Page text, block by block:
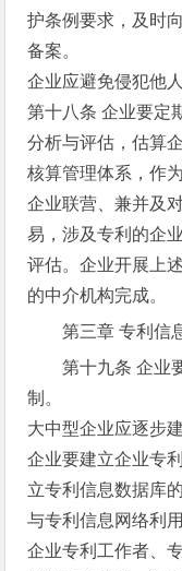
护条例要求，及时
备案。
企业应避免侵犯他
第十八条 企业要定
分析与评估，估算
核算管理体系，作
企业联营、兼并及
易，涉及专利的企
评估。企业开展上
的中介机构完成。
第三章 专利信
第十九条 企业
制。
大中型企业应逐步
企业要建立企业专
立专利信息数据库
与专利信息网络利
企业专利工作者、